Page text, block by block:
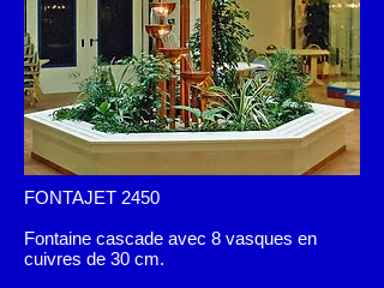
FONTAJET 2450
Fontaine cascade avec 8 vasques en
cuivres de 30 cm.